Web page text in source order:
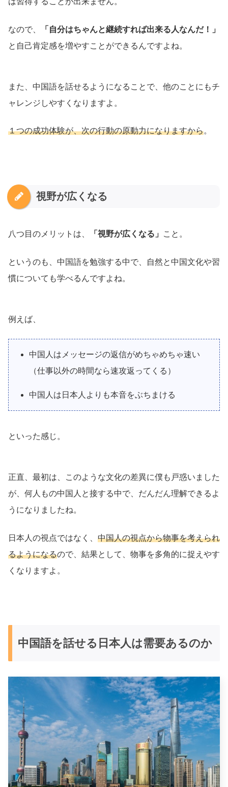
なので、
「自分はちゃんと継続すれば出来る人なんだ！」
と自己肯定感を増やすことができるんですよね。
また、中国語を話せるようになることで、他のことにもチ
ャレンジしやすくなりますよ。
１つの成功体験が、次の行動の原動力になりますから。
視野が広くなる
八つ目のメリットは、 「視野が広くなる」 こと。
というのも、中国語を勉強する中で、自然と中国文化や習
慣についても学べるんですよね。
例えば、
中国人はメッセージの返信がめちゃめちゃ速い
（仕事以外の時間なら速攻返ってくる）
中国人は日本人よりも本音をぶちまける
といった感じ。
正直、最初は、このような文化の差異に僕も戸惑いました
が、何人もの中国人と接する中で、だんだん理解できるよ
うになりましたね。
日本人の視点ではなく、 中国人の視点から物事を考えられ
るようになるので、結果として、物事を多角的に捉えやす
くなりますよ。
中国語を話せる日本人は需要あるのか